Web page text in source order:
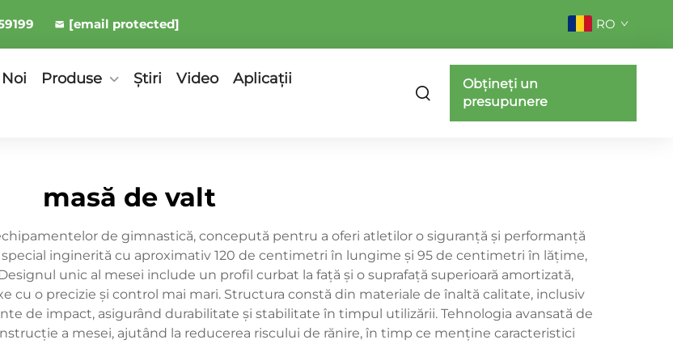
[email protected] RO
Produse Știri Video
Aplicații
Obțineți un
presupunere
masă de valt
de gimnastică, concepută pentru a oferi atletilor o siguranță și performanță
inginerită cu aproximativ 120 de centimetri în lungime și 95 de centimetri în lățime,
unic al mesei include un profil curbat la față și o suprafață superioară amortizată,
cu o precizie și control mai mari. Structura constă din materiale de înaltă calitate, inclusiv
de impact, asigurând durabilitate și stabilitate în timpul utilizării. Tehnologia avansată de
a mesei, ajutând la reducerea riscului de rănire, în timp ce menține caracteristici